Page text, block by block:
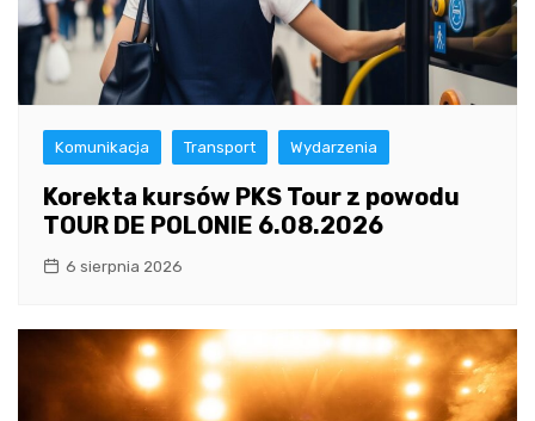
Komunikacja Transport Wydarzenia
Korekta kursów PKS Tour z powodu
TOUR DE POLONIE 6.08.2026
6 sierpnia 2026